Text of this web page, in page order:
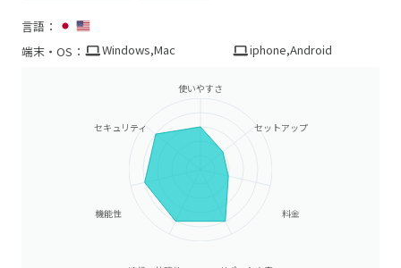
言語：
端末・OS：
Windows,Mac iphone,Android
使いやすさ
セットアップ
料金
機能性
セキュリティ